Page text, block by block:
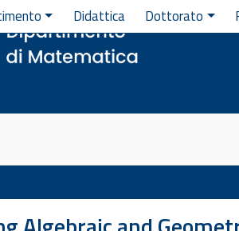
Didattica Dottorato